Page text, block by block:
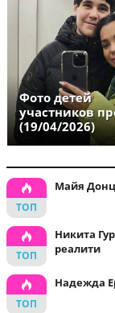
Фото детей
участников
(19/04/2026)
Майя
Никита
реалити
Надежда